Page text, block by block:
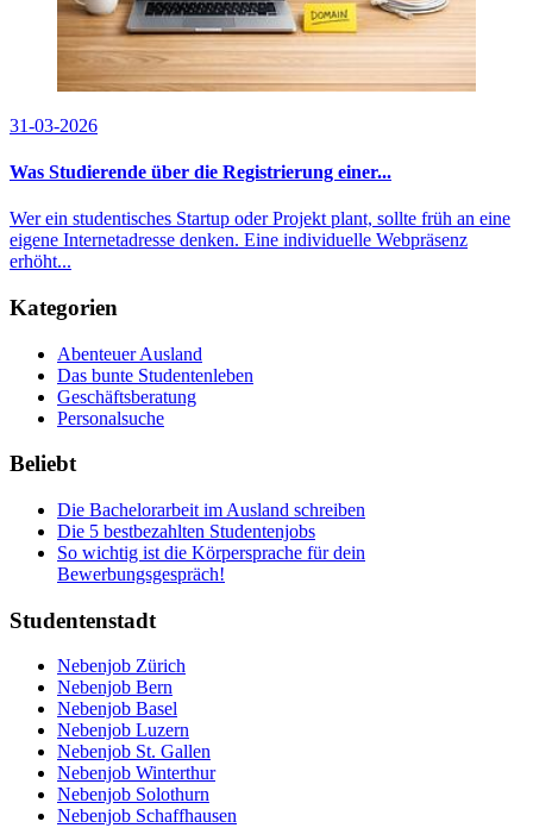
31-03-2026
Was Studierende über die Registrierung einer...
Wer ein studentisches Startup oder Projekt plant, sollte früh an eine
eigene Internetadresse denken. Eine individuelle Webpräsenz
erhöht...
Kategorien
Abenteuer Ausland
Das bunte Studentenleben
Geschäftsberatung
Personalsuche
Beliebt
Die Bachelorarbeit im Ausland schreiben
Die 5 bestbezahlten Studentenjobs
So wichtig ist die Körpersprache für dein
Bewerbungsgespräch!
Studentenstadt
Nebenjob Zürich
Nebenjob Bern
Nebenjob Basel
Nebenjob Luzern
Nebenjob St. Gallen
Nebenjob Winterthur
Nebenjob Solothurn
Nebenjob Schaffhausen